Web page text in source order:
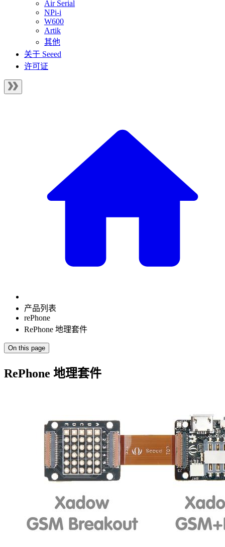
Air Serial
NPi-i
W600
Artik
其他
关于 Seeed
许可证
产品列表
rePhone
RePhone 地理套件
On this page
RePhone 地理套件